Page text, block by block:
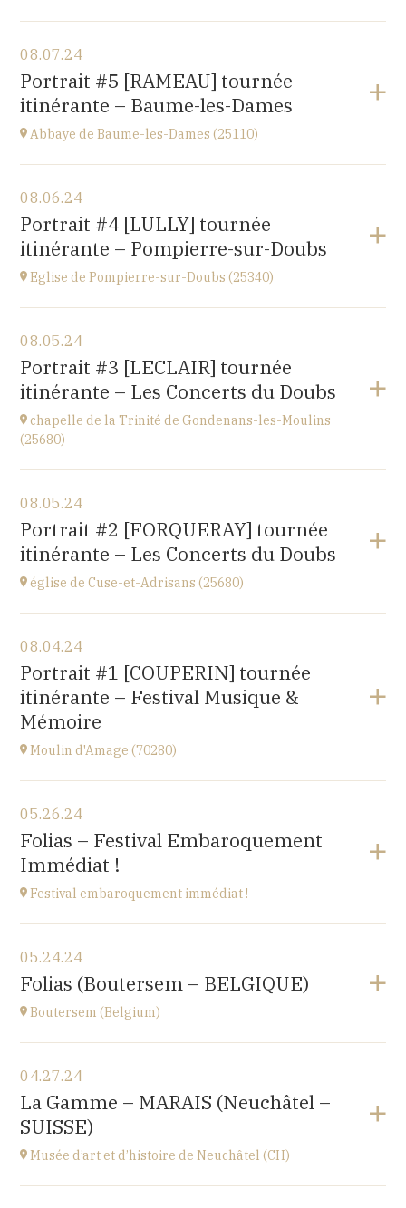
2 rue du Pont
25640 OUGNEY-DOUVOT
at18H00
08.07.24
Portrait #5 [RAMEAU] tournée
itinérante – Baume-les-Dames
Abbaye de Baume-les-Dames (25110)
Abbaye Sainte-Odile
place de l'abbaye, 25110 Baume-les-Dames
at20H00
08.06.24
Portrait #4 [LULLY] tournée
itinérante – Pompierre-sur-Doubs
Eglise de Pompierre-sur-Doubs (25340)
Eglise de Pompierre-sur-Doubs (25340)
3 chemin de l'église
at20H00
08.05.24
Portrait #3 [LECLAIR] tournée
itinérante – Les Concerts du Doubs
chapelle de la Trinité de Gondenans-les-Moulins
(25680)
Gondenans-les-Moulins
(25680)
at18H00
08.05.24
Portrait #2 [FORQUERAY] tournée
itinérante – Les Concerts du Doubs
église de Cuse-et-Adrisans (25680)
Cuse-et-Adrisans
(25680)
at15H
08.04.24
Portrait #1 [COUPERIN] tournée
itinérante – Festival Musique &
Mémoire
Moulin d'Amage (70280)
chemin du Moulin
70280 AMAGE
at15H
05.26.24
Folias – Festival Embaroquement
Immédiat !
Festival embaroquement immédiat !
Le Nord (59)
at17H00
05.24.24
Folias (Boutersem – BELGIQUE)
Boutersem (Belgium)
Sint-Annakerk
Roosbeek
at20H00
Go to site
04.27.24
La Gamme – MARAIS (Neuchâtel –
SUISSE)
Musée d’art et d’histoire de Neuchâtel (CH)